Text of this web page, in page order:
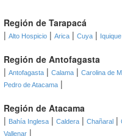
Región de Tarapacá
| Alto Hospicio | Arica | Cuya | Iquique
Región de Antofagasta
| Antofagasta | Calama | Carolina de
Pedro de Atacama |
Región de Atacama
| Bahía Inglesa | Caldera | Chañaral |
Vallenar |